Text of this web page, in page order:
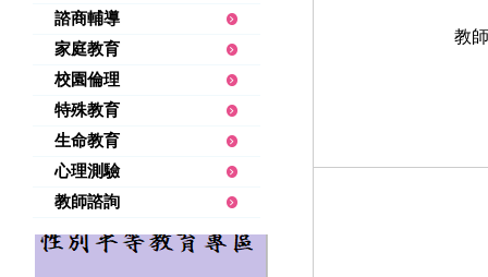
諮商輔導
家庭教育
校園倫理
特殊教育
生命教育
心理測驗
教師諮詢
教